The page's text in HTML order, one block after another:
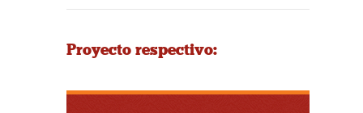
Proyecto respectivo: